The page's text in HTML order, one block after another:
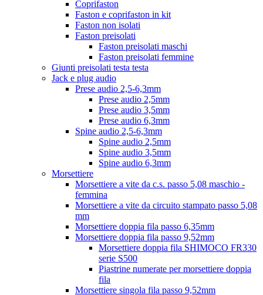
Coprifaston
Faston e coprifaston in kit
Faston non isolati
Faston preisolati
Faston preisolati maschi
Faston preisolati femmine
Giunti preisolati testa testa
Jack e plug audio
Prese audio 2,5-6,3mm
Prese audio 2,5mm
Prese audio 3,5mm
Prese audio 6,3mm
Spine audio 2,5-6,3mm
Spine audio 2,5mm
Spine audio 3,5mm
Spine audio 6,3mm
Morsettiere
Morsettiere a vite da c.s. passo 5,08 maschio -
femmina
Morsettiere a vite da circuito stampato passo 5,08
mm
Morsettiere doppia fila passo 6,35mm
Morsettiere doppia fila passo 9,52mm
Morsettiere doppia fila SHIMOCO FR330
serie S500
Piastrine numerate per morsettiere doppia
fila
Morsettiere singola fila passo 9,52mm